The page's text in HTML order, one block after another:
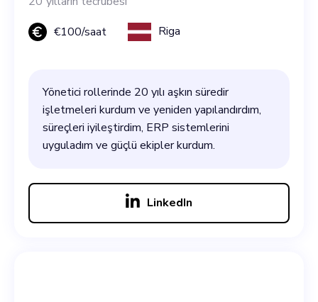
€100/saat Riga
Yönetici rollerinde 20 yılı aşkın süredir
işletmeleri kurdum ve yeniden yapılandırdım,
süreçleri iyileştirdim, ERP sistemlerini
uyguladım ve güçlü ekipler kurdum.
LinkedIn